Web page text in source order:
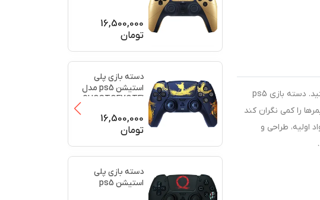
اگر قصد دارید متفاوت باشید و دسته بازی مخصوص خودتان را داشته باشید، می‌توانید از دسته‌های طرح‌دار استفاده کنید. دسته بازی ps5
را کمی نگران کند
اولیه، طراحی و
16,500,000
تومان
دسته بازی پلی
استیشن ps5 مدل
GHOSTOFYOTEI
16,500,000
تومان
دسته بازی پلی
استیشن ps5